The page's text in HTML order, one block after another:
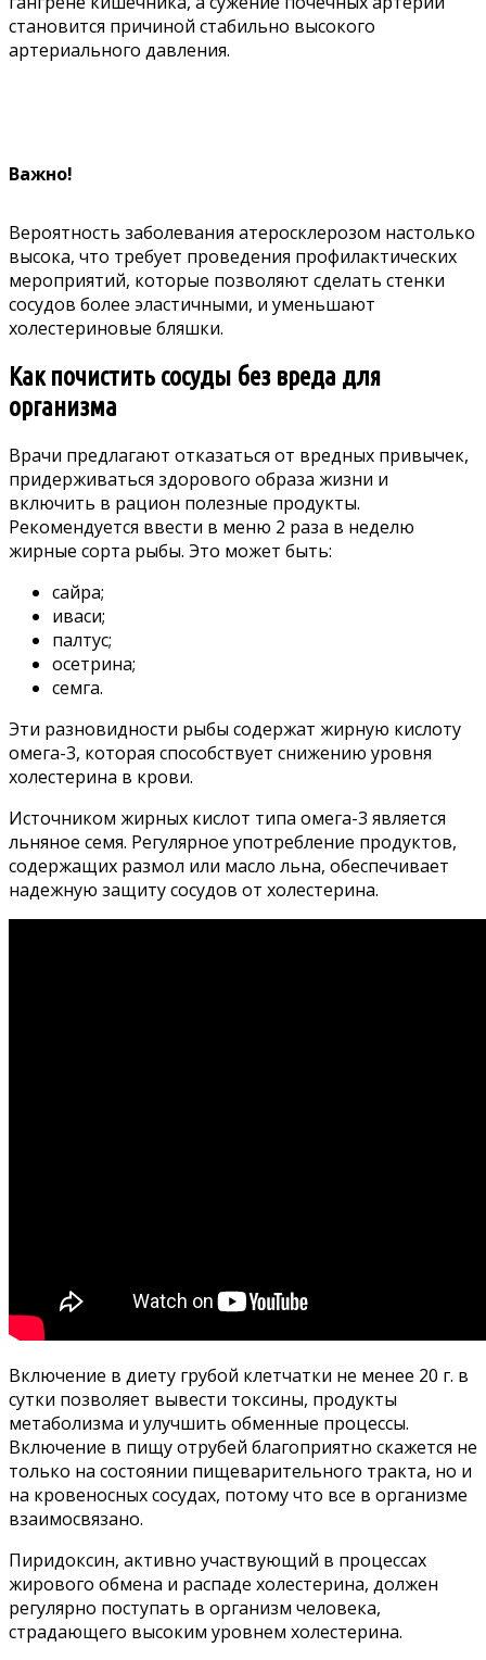
становится причиной стабильно высокого
артериального давления.
Важно!
Вероятность заболевания атеросклерозом настолько
высока, что требует проведения профилактических
мероприятий, которые позволяют сделать стенки
сосудов более эластичными, и уменьшают
холестериновые бляшки.
Как почистить сосуды без вреда для
организма
Врачи предлагают отказаться от вредных привычек,
придерживаться здорового образа жизни и
включить в рацион полезные продукты.
Рекомендуется ввести в меню 2 раза в неделю
жирные сорта рыбы. Это может быть:
сайра;
иваси;
палтус;
осетрина;
семга.
Эти разновидности рыбы содержат жирную кислоту
омега-3, которая способствует снижению уровня
холестерина в крови.
Источником жирных кислот типа омега-3 является
льняное семя. Регулярное употребление продуктов,
содержащих размол или масло льна, обеспечивает
надежную защиту сосудов от холестерина.
Включение в диету грубой клетчатки не менее 20 г. в
сутки позволяет вывести токсины, продукты
метаболизма и улучшить обменные процессы.
Включение в пищу отрубей благоприятно скажется не
только на состоянии пищеварительного тракта, но и
на кровеносных сосудах, потому что все в организме
взаимосвязано.
Пиридоксин, активно участвующий в процессах
жирового обмена и распаде холестерина, должен
регулярно поступать в организм человека,
страдающего высоким уровнем холестерина.